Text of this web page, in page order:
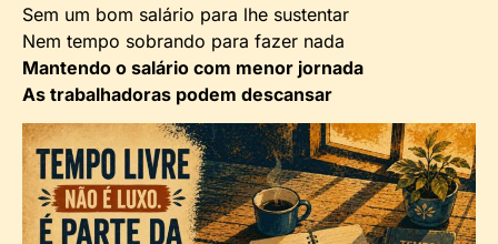
Sem um bom salário para lhe sustentar
Nem tempo sobrando para fazer nada
Mantendo o salário com menor jornada
As trabalhadoras podem descansar